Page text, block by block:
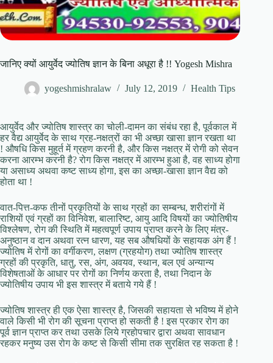
जानिए क्यों आयुर्वेद ज्योतिष ज्ञान के बिना अधूरा है !! Yogesh Mishra
yogeshmishralaw July 12, 2019 Health Tips
आयुर्वेद और ज्योतिष शास्त्र का चोली-दामन का संबंध रहा है, पूर्वकाल में
हर वैद्य आयुर्वेद के साथ ग्रह-नक्षत्रों का भी अच्छा खासा ज्ञान रखता था
! औषधि किस मुहूर्त में ग्रहण करनी है, और किस नक्षत्र में रोगी को सेवन
करना आरम्भ करनी है? रोग किस नक्षत्र में आरम्भ हुआ है, वह साध्य होगा
या असाध्य अथवा कष्ट साध्य होगा, इस का अच्छा-खासा ज्ञान वैद्य को
होता था !
वात-पित्त-कफ तीनों प्रकृतियों के साथ ग्रहों का सम्बन्ध, शरीरांगों में
राशियों एवं ग्रहों का विनिवेश, बालारिष्ट, आयु आदि विषयों का ज्योतिषीय
विश्लेषण, रोग की स्थिति में महत्वपूर्ण उपाय प्राप्त करने के लिए मंत्र-
अनुष्ठान व दान अथवा रत्न धारण, यह सब औषधियों के सहायक अंग हैं !
ज्योतिष में रोगों का वर्गीकरण, लक्षण (ग्रहयोग) तथा ज्योतिष शास्त्र
ग्रहों की प्रकृति, धातु, रस, अंग, अवयव, स्थान, बल एवं अन्यान्य
विशेषताओं के आधार पर रोगों का निर्णय करता है, तथा निदान के
ज्योतिषीय उपाय भी इस शास्त्र में बताये गये हैं !
ज्योतिष शास्त्र ही एक ऐसा शास्त्र है, जिसकी सहायता से भविष्य में होने
वाले किसी भी रोग की सूचना प्राप्त हो सकती है ! इस प्रकार रोग का
पूर्व ज्ञान प्राप्त कर तथा उसके लिये ग्रहोपचार द्वारा अथवा सावधान
रहकर मनुष्य उस रोग के कष्ट से किसी सीमा तक सुरक्षित रह सकता है !